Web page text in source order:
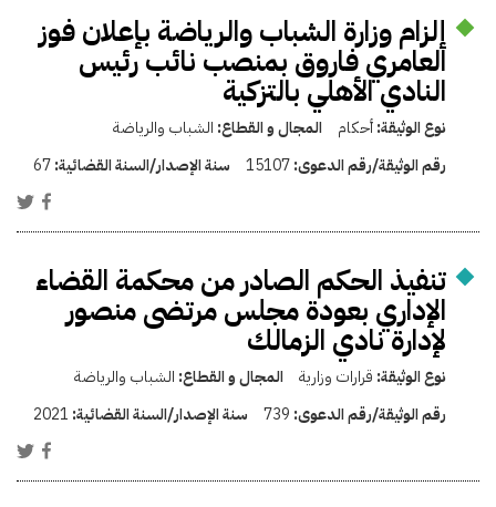
إلزام وزارة الشباب والرياضة بإعلان فوز
العامري فاروق بمنصب نائب رئيس
النادي الأهلي بالتزكية
نوع الوثيقة:أحكام المجال و القطاع: الشباب والرياضة
رقم الوثيقة/رقم الدعوى:15107 سنة الإصدار/السنة القضائية:67
تنفيذ الحكم الصادر من محكمة القضاء
الإداري بعودة مجلس مرتضى منصور
لإدارة نادي الزمالك
نوع الوثيقة: قرارات وزارية المجال و القطاع: الشباب والرياضة
رقم الوثيقة/رقم الدعوى: 739 سنة الإصدار/السنة القضائية: 2021